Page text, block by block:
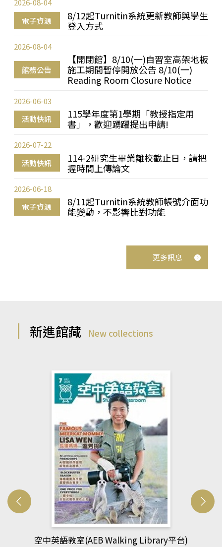
電子資源
8/12起Turnitin系統更新教師與學生
登入方式
2026-08-04
館務公告
【開閉館】8/10(一)自習室高架地板
施工期間暫停開放公告 8/10(一)
Reading Room Closure Notice
2026-08-04
活動快訊
115學年度第1學期「教授指定用
書」，歡迎踴躍提出申請!
2026-06-03
活動快訊
114-2研究生畢業離校截止日，請把
握時間上傳論文
2026-07-22
電子資源
8/11起Turnitin系統教師帳號介面功
能變動，不影響比對功能
2026-06-18
更多訊息
新進館藏 New collections
空中英語教室(AEB Walking Library平台)